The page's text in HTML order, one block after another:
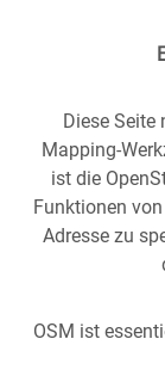
Diese Seite
Mapping-
ist die
Funktionen
Adresse zu
OSM ist